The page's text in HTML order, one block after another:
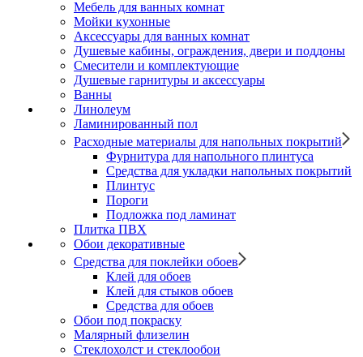
Мебель для ванных комнат
Мойки кухонные
Аксессуары для ванных комнат
Душевые кабины, ограждения, двери и поддоны
Смесители и комплектующие
Душевые гарнитуры и аксессуары
Ванны
Линолеум
Ламинированный пол
Расходные материалы для напольных покрытий
Фурнитура для напольного плинтуса
Средства для укладки напольных покрытий
Плинтус
Пороги
Подложка под ламинат
Плитка ПВХ
Обои декоративные
Средства для поклейки обоев
Клей для обоев
Клей для стыков обоев
Средства для обоев
Обои под покраску
Малярный флизелин
Стеклохолст и стеклообои